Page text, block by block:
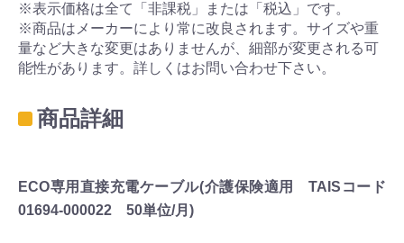
※表示価格は全て「非課税」または「税込」です。
※商品はメーカーにより常に改良されます。サイズや重
量など大きな変更はありませんが、細部が変更される可
能性があります。詳しくはお問い合わせ下さい。
商品詳細
ECO専用直接充電ケーブル(介護保険適用 TAISコード
01694-000022 50単位/月)